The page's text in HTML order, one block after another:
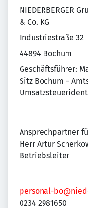
NIEDERBERGER
& Co. KG
Industriestraße 32
44894 Bochum
Geschäftsführer:
Sitz Bochum –
Ansprechpartner
Herr Artur
Betriebsleiter
personal-
0234 2981650